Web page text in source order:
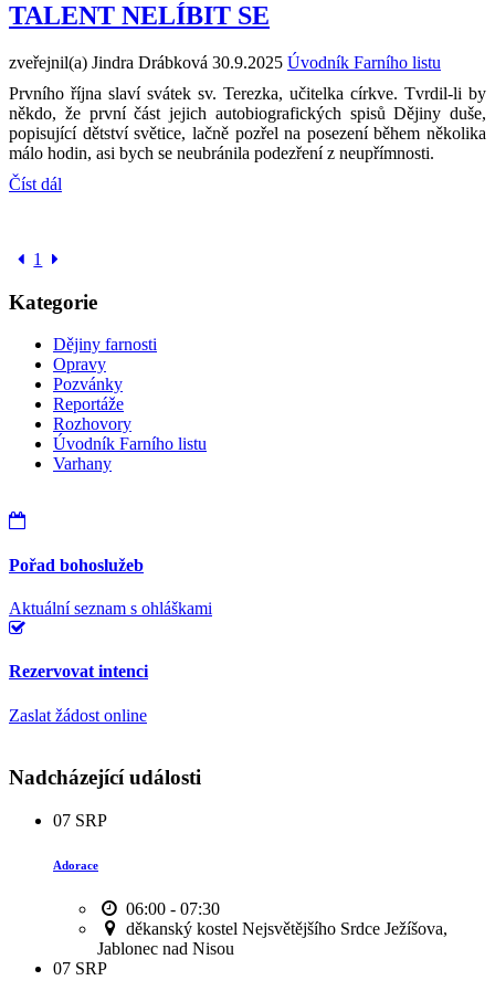
TALENT NELÍBIT SE
zveřejnil(a) Jindra Drábková 30.9.2025 Úvodník Farního listu
Prvního října slaví svátek sv. Terezka, učitelka církve. Tvrdil-li by
někdo, že první část jejich autobiografických spisů Dějiny duše,
popisující dětství světice, lačně pozřel na posezení během několika
málo hodin, asi bych se neubránila podezření z neupřímnosti.
Číst dál
1
Kategorie
Dějiny farnosti
Opravy
Pozvánky
Reportáže
Rozhovory
Úvodník Farního listu
Varhany
Pořad bohoslužeb
Aktuální seznam s ohláškami
Rezervovat intenci
Zaslat žádost online
Nadcházející události
07 SRP
Adorace
06:00 - 07:30
děkanský kostel Nejsvětějšího Srdce Ježíšova,
Jablonec nad Nisou
07 SRP